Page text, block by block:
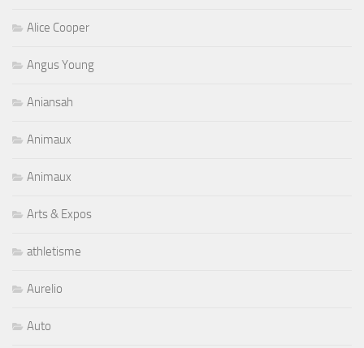
Alice Cooper
Angus Young
Aniansah
Animaux
Animaux
Arts & Expos
athletisme
Aurelio
Auto